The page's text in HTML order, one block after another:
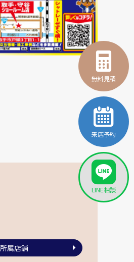
所属店舗
無料見積
来店予約
LINE相談